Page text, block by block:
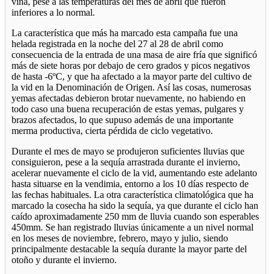
inferiores a lo normal.
La característica que más ha marcado esta campaña fue una
helada registrada en la noche del 27 al 28 de abril como
consecuencia de la entrada de una masa de aire fría que significó
más de siete horas por debajo de cero grados y picos negativos
de hasta -6ºC, y que ha afectado a la mayor parte del cultivo de
la vid en la Denominación de Origen. Así las cosas, numerosas
yemas afectadas debieron brotar nuevamente, no habiendo en
todo caso una buena recuperación de estas yemas, pulgares y
brazos afectados, lo que supuso además de una importante
merma productiva, cierta pérdida de ciclo vegetativo.
Durante el mes de mayo se produjeron suficientes lluvias que
consiguieron, pese a la sequía arrastrada durante el invierno,
acelerar nuevamente el ciclo de la vid, aumentando este adelanto
hasta situarse en la vendimia, entorno a los 10 días respecto de
las fechas habituales. La otra característica climatológica que ha
marcado la cosecha ha sido la sequía, ya que durante el ciclo han
caído aproximadamente 250 mm de lluvia cuando son esperables
450mm. Se han registrado lluvias únicamente a un nivel normal
en los meses de noviembre, febrero, mayo y julio, siendo
principalmente destacable la sequía durante la mayor parte del
otoño y durante el invierno.